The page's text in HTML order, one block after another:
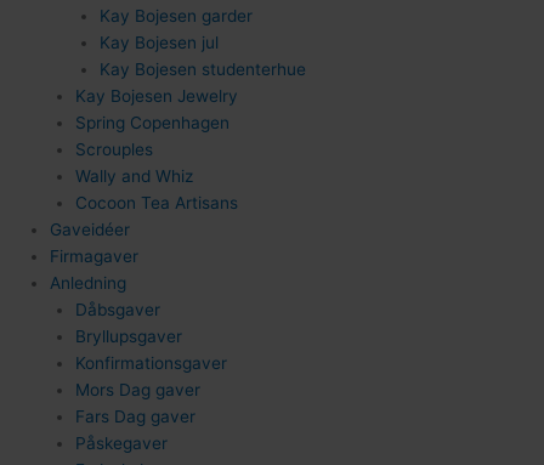
124
84
Kay Bojesen garder
Kay Bojesen jul
Kay Bojesen studenterhue
Kay Bojesen Jewelry
Spring Copenhagen
Scrouples
Wally and Whiz
Cocoon Tea Artisans
Gaveidéer
Firmagaver
Anledning
Dåbsgaver
Bryllupsgaver
Konfirmationsgaver
Mors Dag gaver
Fars Dag gaver
Påskegaver